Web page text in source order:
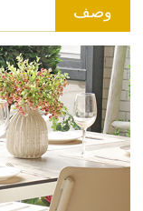
وصف